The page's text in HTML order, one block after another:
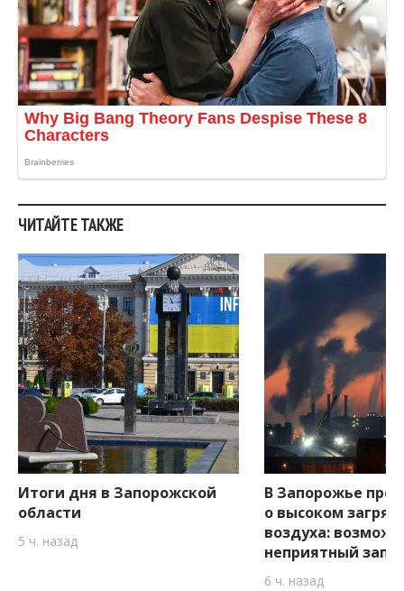
ЧИТАЙТЕ ТАКЖЕ
Итоги дня в Запорожской
области
5 ч. назад
В Запорожье
о высоком
воздуха:
неприятный
6 ч. назад